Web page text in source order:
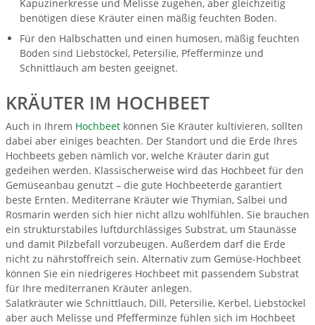
Kapuzinerkresse und Melisse zugehen, aber gleichzeitig
benötigen diese Kräuter einen mäßig feuchten Boden.
Für den Halbschatten und einen humosen, mäßig feuchten
Boden sind Liebstöckel, Petersilie, Pfefferminze und
Schnittlauch am besten geeignet.
KRÄUTER IM HOCHBEET
Auch in Ihrem Hochbeet können Sie Kräuter kultivieren, sollten
dabei aber einiges beachten. Der Standort und die Erde Ihres
Hochbeets geben nämlich vor, welche Kräuter darin gut
gedeihen werden. Klassischerweise wird das Hochbeet für den
Gemüseanbau genutzt – die gute Hochbeeterde garantiert
beste Ernten. Mediterrane Kräuter wie Thymian, Salbei und
Rosmarin werden sich hier nicht allzu wohlfühlen. Sie brauchen
ein strukturstabiles luftdurchlässiges Substrat, um Staunässe
und damit Pilzbefall vorzubeugen. Außerdem darf die Erde
nicht zu nährstoffreich sein. Alternativ zum Gemüse-Hochbeet
können Sie ein niedrigeres Hochbeet mit passendem Substrat
für Ihre mediterranen Kräuter anlegen.
Salatkräuter wie Schnittlauch, Dill, Petersilie, Kerbel, Liebstöckel
aber auch Melisse und Pfefferminze fühlen sich im Hochbeet